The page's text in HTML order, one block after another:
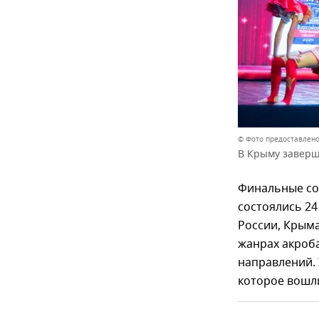
© Фото
В Крыму
Финальные
состоялись
России,
жанрах
которое